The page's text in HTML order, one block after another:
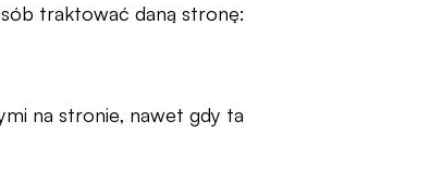
traktować daną stronę:
na stronie, nawet gdy ta